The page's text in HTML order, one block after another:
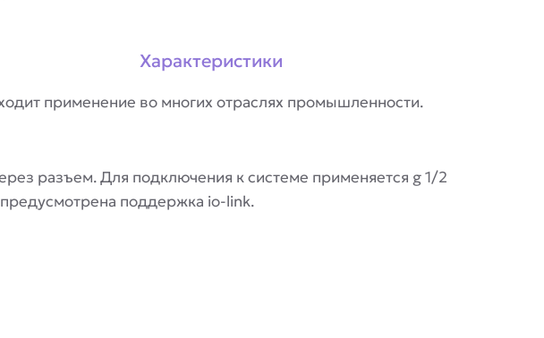
Характеристики
применение во многих отраслях промышленности.
разъем. Для подключения к системе применяется g 1/2
поддержка io-link.